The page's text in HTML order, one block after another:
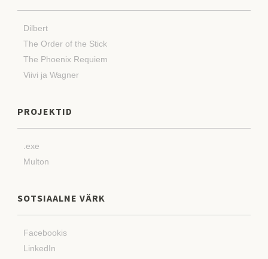
Dilbert
The Order of the Stick
The Phoenix Requiem
Viivi ja Wagner
PROJEKTID
.exe
Multon
SOTSIAALNE VÄRK
Facebookis
LinkedIn